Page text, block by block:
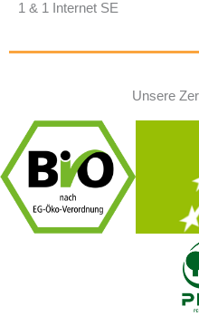
1 & 1 Internet SE
Unsere